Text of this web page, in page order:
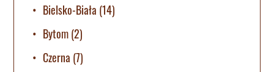
Bielsko-Biała (14)
Bytom(2)
Czerna (7)